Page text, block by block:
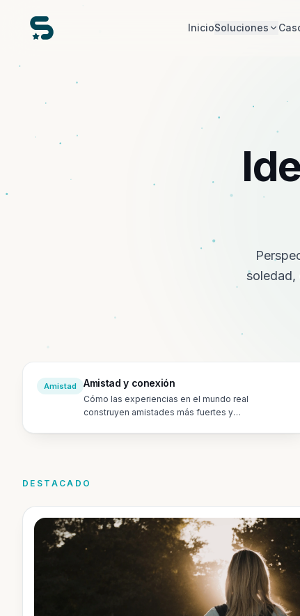
InicioSoluciones
soledad,
Amistad Amistad y conexión
Cómo las experiencias en el mundo real
construyen amistades más fuertes y
DESTACADO